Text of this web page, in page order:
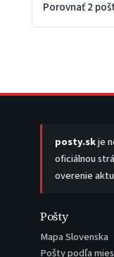
Porovnať 2
posty.skje
oficiálnou
overenie
Pošty
Mapa Slovenska
Pošty podľa